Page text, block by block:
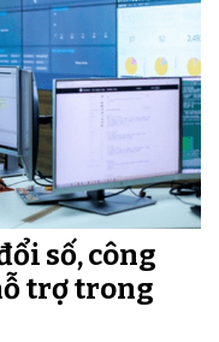
số, công
trợ trong